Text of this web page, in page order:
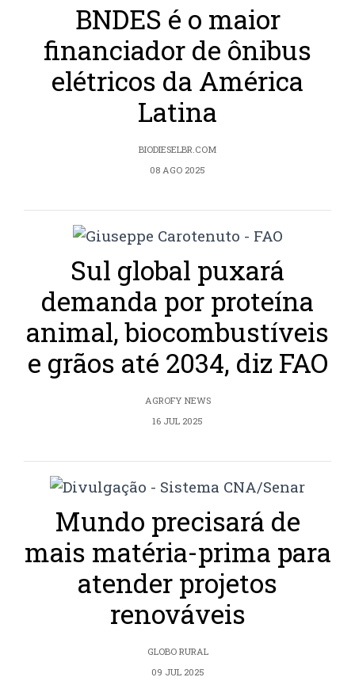
BNDES é o maior
financiador de ônibus
elétricos da América
Latina
BIODIESELBR.COM
08 AGO 2025
Sul global puxará
demanda por proteína
animal, biocombustíveis
e grãos até 2034, diz FAO
AGROFY NEWS
16 JUL 2025
Mundo precisará de
mais matéria-prima para
atender projetos
renováveis
GLOBO RURAL
09 JUL 2025